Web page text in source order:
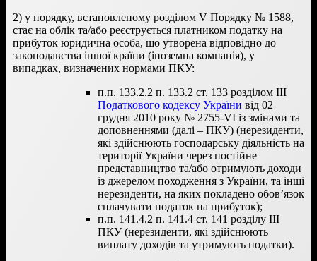
2) у порядку, встановленому розділом V Порядку № 1588,
стає на облік та/або реєструється платником податку на
прибуток юридична особа, що утворена відповідно до
законодавства іншої країни (іноземна компанія), у
випадках, визначених нормами ПКУ:
п.п. 133.2.2 п. 133.2 ст. 133 розділом III
Податкового кодексу України від 02
грудня 2010 року № 2755-VI із змінами та
доповненнями (далі – ПКУ) (нерезиденти,
які здійснюють господарську діяльність на
території України через постійне
представництво та/або отримують доходи
із джерелом походження з України, та інші
нерезиденти, на яких покладено обов’язок
сплачувати податок на прибуток);
п.п. 141.4.2 п. 141.4 ст. 141 розділу III
ПКУ (нерезиденти, які здійснюють
виплату доходів та утримують податки).